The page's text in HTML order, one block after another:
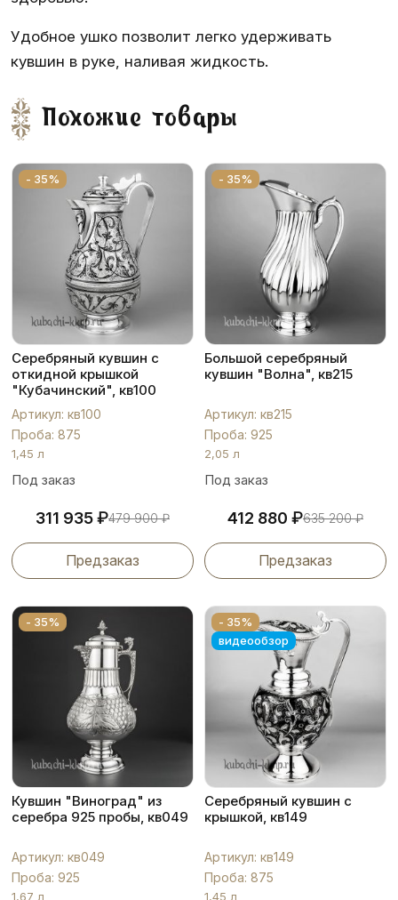
Удобное ушко позволит легко удерживать
кувшин в руке, наливая жидкость.
Похожие товары
- 35%
Серебряный кувшин с
откидной крышкой
"Кубачинский", кв100
Артикул: кв100
Проба: 875
1,45 л
Под заказ
311 935₽479 900₽
Предзаказ
- 35%
Большой серебряный
кувшин "Волна", кв215
Артикул: кв215
Проба: 925
2,05 л
Под заказ
412 880 ₽635 200₽
Предзаказ
- 35%
Кувшин "Виноград" из
серебра 925 пробы, кв049
Артикул: кв049
Проба: 925
1,67 л
- 35%
видеообзор
Серебряный кувшин с
крышкой, кв149
Артикул: кв149
Проба: 875
1,45 л